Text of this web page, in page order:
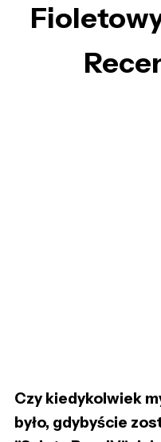
Czy kiedykolwiek
było, gdybyście